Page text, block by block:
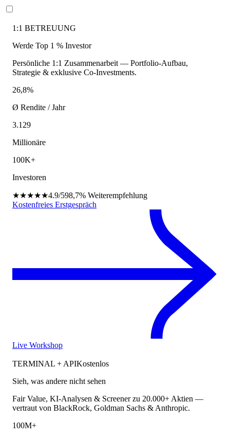
1:1 BETREUUNG
Werde Top 1 % Investor
Persönliche 1:1 Zusammenarbeit — Portfolio-Aufbau,
Strategie & exklusive Co-Investments.
26,8%
Ø Rendite / Jahr
3.129
Millionäre
100K+
Investoren
★★★★★4.9/598,7% Weiterempfehlung
Kostenfreies Erstgespräch
Live Workshop
TERMINAL + APIKostenlos
Sieh, was andere nicht sehen
Fair Value, KI-Analysen & Screener zu 20.000+ Aktien —
vertraut von BlackRock, Goldman Sachs & Anthropic.
100M+